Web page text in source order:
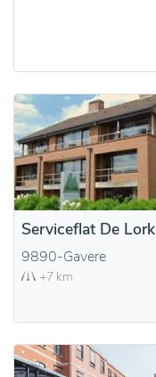
Serviceflat De Lork
9890-Gavere
+7 km